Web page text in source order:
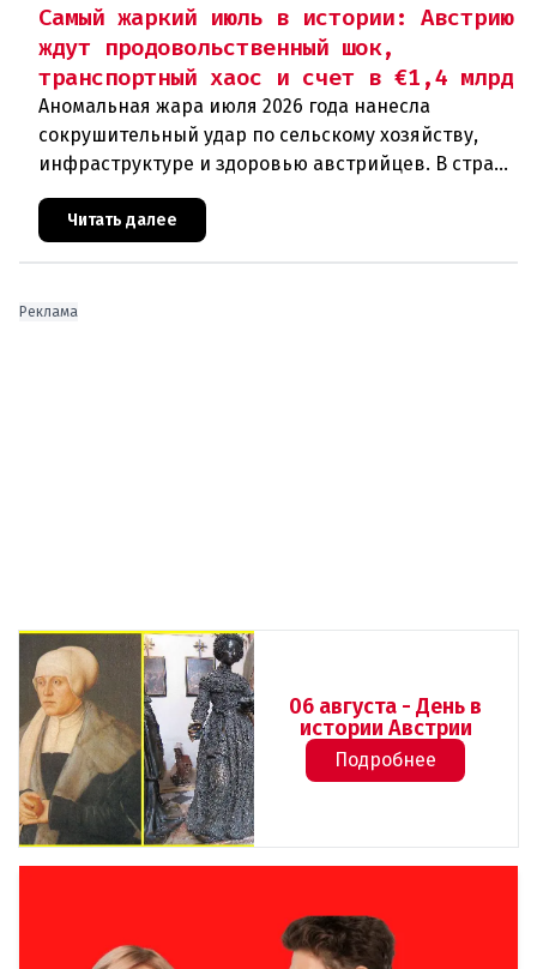
Самый жаркий июль в истории: Австрию
ждут продовольственный шок,
транспортный хаос и счет в €1,4 млрд
Аномальная жара июля 2026 года нанесла
сокрушительный удар по сельскому хозяйству,
инфраструктуре и здоровью австрийцев. В стране
максимумы, массовая гибель урож
Читать далее
Реклама
06 августа - День в
истории Австрии
Подробнее